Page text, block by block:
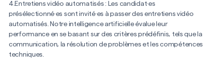
4.Entretiens vidéo automatisés : Les candidat·es
présélectionné·es sont invité·es à passer des entretiens vidéo
automatisés. Notre intelligence artificielle évalue leur
performance en se basant sur des critères prédéfinis, tels que la
communication, la résolution de problèmes et les compétences
techniques.